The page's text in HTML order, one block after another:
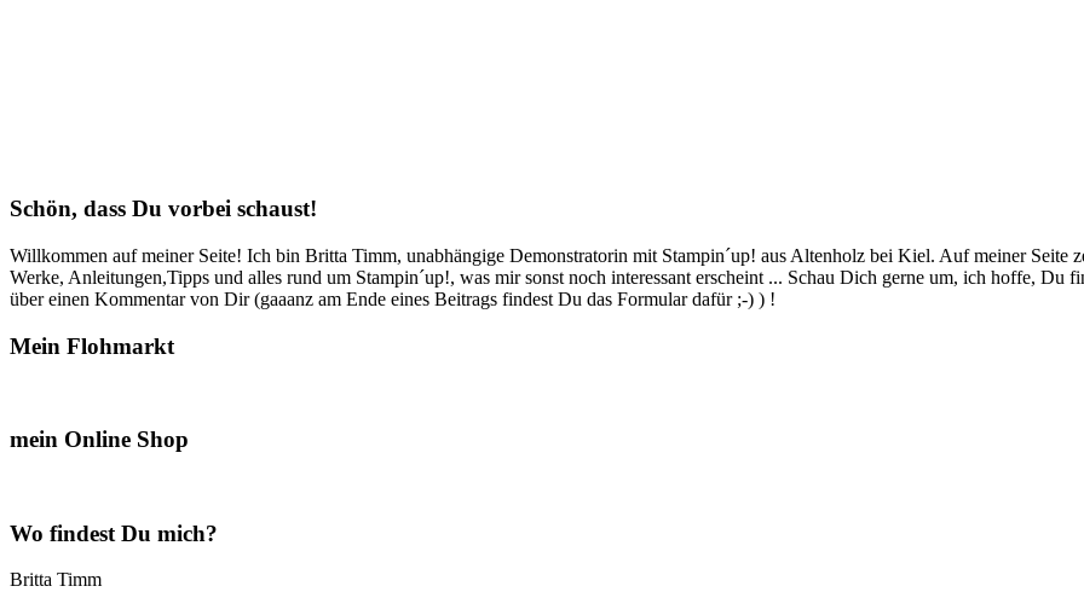
Schön, dass Du vorbei schaust!
Willkommen auf meiner Seite! Ich bin Britta Timm, unabhängige Demonstratorin mit Stampin´up! aus Altenholz bei Kiel. Auf meiner Seite
Werke, Anleitungen,Tipps und alles rund um Stampin´up!, was mir sonst noch interessant erscheint ... Schau Dich gerne um, ich hoffe,
über einen Kommentar von Dir (gaaanz am Ende eines Beitrags findest Du das Formular dafür ;-) ) !
Mein Flohmarkt
mein Online Shop
Wo findest Du mich?
Britta Timm